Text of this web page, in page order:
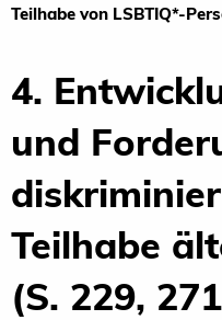
Teilhabe von LSBTIQ*-
4.
und
Teilhabe
(S. 229,